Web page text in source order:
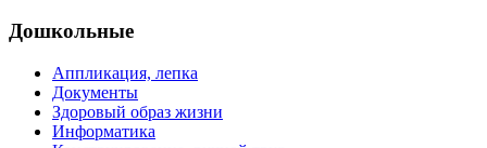
Дошкольные
Аппликация, лепка
Документы
Здоровый образ жизни
Информатика